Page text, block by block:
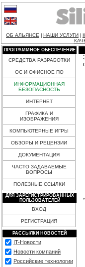
ОБ АЛЬЯНСЕ НАШИ УСЛУГИ
ПРОГРАММНОЕ ОБЕСПЕЧЕНИЕ
СРЕДСТВА РАЗРАБОТКИ
ОС И ОФИСНОЕ ПО
ИНФОРМАЦИОННАЯ
БЕЗОПАСНОСТЬ
ИНТЕРНЕТ
ГРАФИКА И
ИЗОБРАЖЕНИЯ
КОМПЬЮТЕРНЫЕ ИГРЫ
ОБЗОРЫ И РЕЦЕНЗИИ
ДОКУМЕНТАЦИЯ
ЧАСТО ЗАДАВАЕМЫЕ
ВОПРОСЫ
ПОЛЕЗНЫЕ ССЫЛКИ
ДЛЯ ЗАРЕГИСТРИРОВАННЫХ
ПОЛЬЗОВАТЕЛЕЙ
ВХОД
РЕГИСТРАЦИЯ
РАССЫЛКИ НОВОСТЕЙ
IT-Новости
Новости компаний
Российские технологии